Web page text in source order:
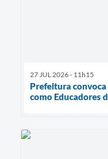
27 JUL 2026 - 11h15
Prefeitura
como Educadores